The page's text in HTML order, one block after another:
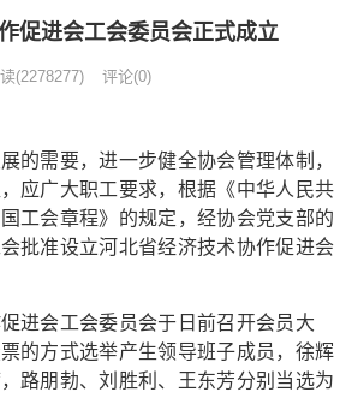
促进会工会委员会正式成立
(2278277) 评论(0)
的需要，进一步健全协会管理体制，
应广大职工要求，根据《中华人民共
工会章程》的规定，经协会党支部的
批准设立河北省经济技术协作促进会
进会工会委员会于日前召开会员大
的方式选举产生领导班子成员，徐辉
路朋勃、刘胜利、王东芳分别当选为